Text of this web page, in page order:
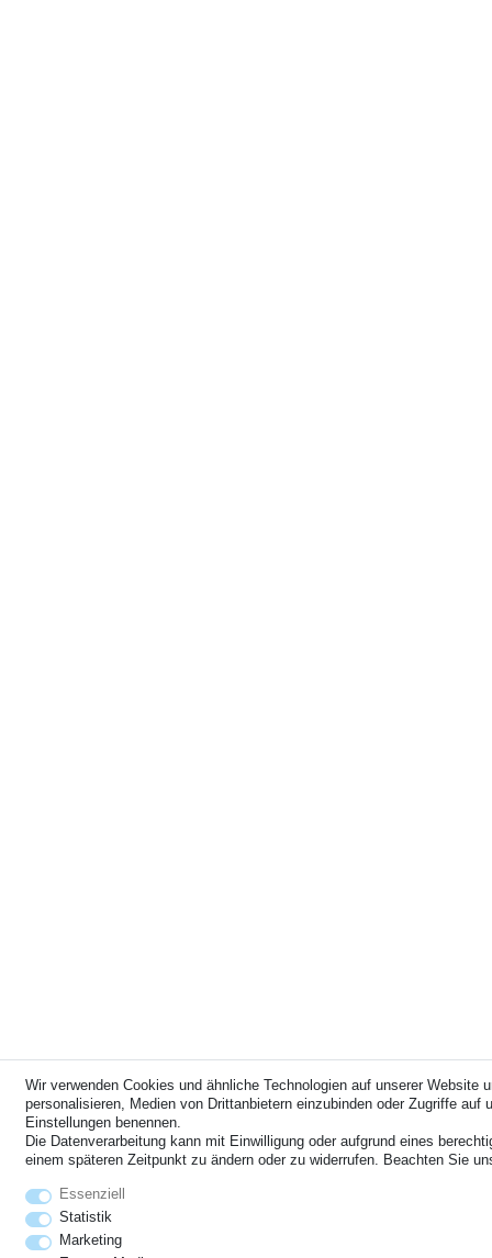
Wir verwenden Cookies und ähnliche Technologien auf unserer
personalisieren, Medien von Drittanbietern einzubinden oder Zugriffe
Einstellungen benennen.
Die Datenverarbeitung kann mit Einwilligung oder aufgrund eines
einem späteren Zeitpunkt zu ändern oder zu widerrufen. Beachten Sie
Essenziell
Statistik
Marketing